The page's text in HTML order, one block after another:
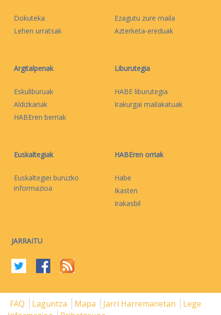
Dokuteka
Lehen urratsak
Ezagutu zure maila
Azterketa-ereduak
Argitalpenak
Eskuliburuak
Aldizkariak
HABEren berriak
Liburutegia
HABE liburutegia
Irakurgai mailakatuak
Euskaltegiak
Euskaltegiei buruzko
informazioa
HABEren orriak
Habe
Ikasten
Irakasbil
JARRAITU
FAQ Laguntza Mapa Jarri Harremanetan
Lege